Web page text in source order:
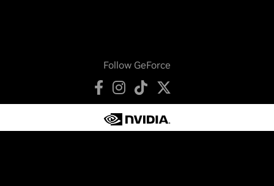
Follow GeForce